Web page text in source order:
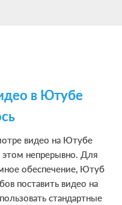
в Ютубе
видео на Ютубе
этом непрерывно. Для
обеспечение, Ютуб
поставить видео на
стандартные